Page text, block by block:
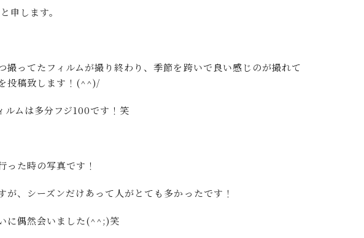
申します。
撮ってたフィルムが撮り終わり、季節を跨いで良い感じのが撮れて
投稿致します！(^^)/
ムは多分フジ100です！笑
た時の写真です！
が、シーズンだけあって人がとても多かったです！
に偶然会いました(^^;)笑